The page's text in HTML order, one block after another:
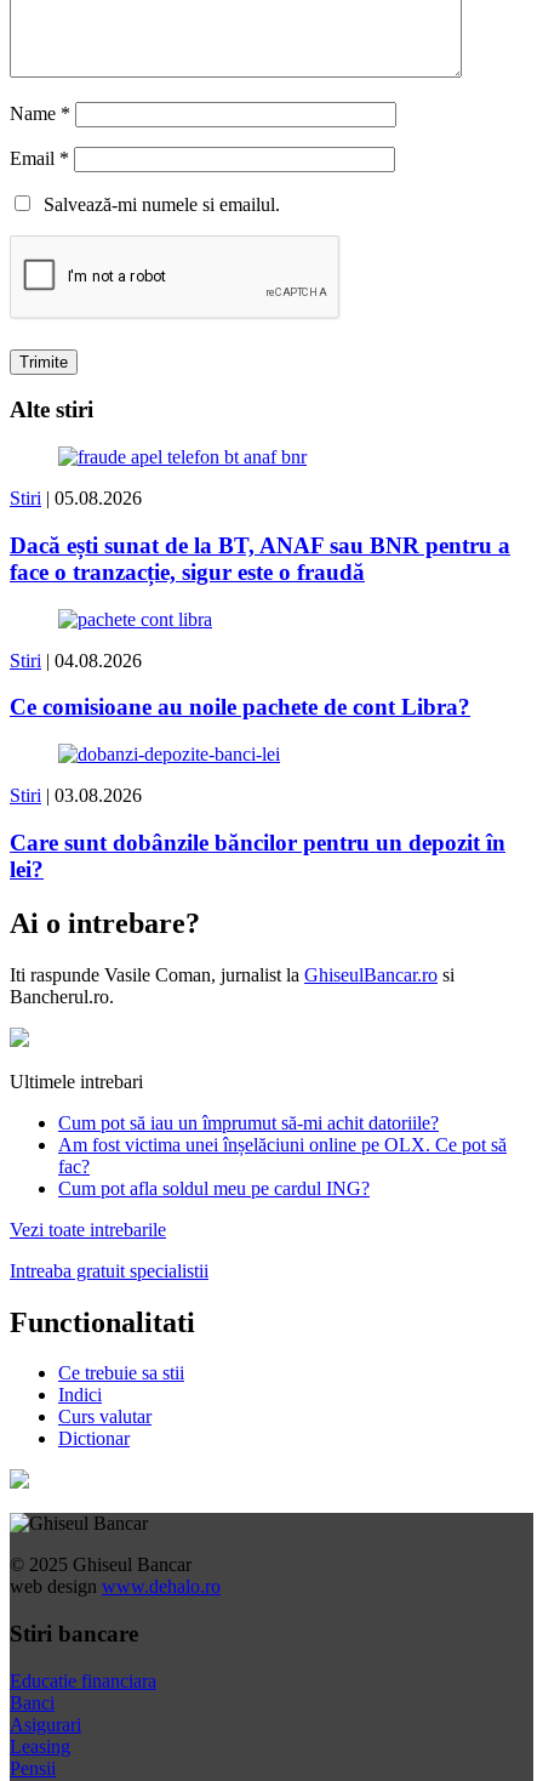
Name *
Email *
Salvează-mi numele si emailul.
Alte stiri
Stiri | 05.08.2026
Dacă ești sunat de la BT, ANAF sau BNR pentru a
face o tranzacție, sigur este o fraudă
Stiri | 04.08.2026
Ce comisioane au noile pachete de cont Libra?
Stiri | 03.08.2026
Care sunt dobânzile băncilor pentru un depozit în
lei?
Ai o intrebare?
Iti raspunde Vasile Coman, jurnalist la GhiseulBancar.ro si
Bancherul.ro.
Ultimele intrebari
Cum pot să iau un împrumut să-mi achit datoriile?
Am fost victima unei înșelăciuni online pe OLX. Ce pot să
fac?
Cum pot afla soldul meu pe cardul ING?
Vezi toate intrebarile
Intreaba gratuit specialistii
Functionalitati
Ce trebuie sa stii
Indici
Curs valutar
Dictionar
© 2025 Ghiseul Bancar
web design www.dehalo.ro
Stiri bancare
Educatie financiara
Banci
Asigurari
Leasing
Pensii